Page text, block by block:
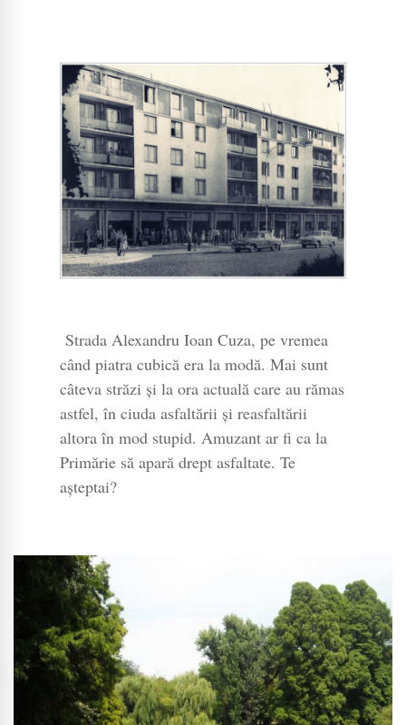
Strada Alexandru Ioan Cuza, pe vremea
când piatra cubică era la modă. Mai sunt
câteva străzi și la ora actuală care au rămas
astfel, în ciuda asfaltării și reasfaltării
altora în mod stupid. Amuzant ar fi ca la
Primărie să apară drept asfaltate. Te
așteptai?